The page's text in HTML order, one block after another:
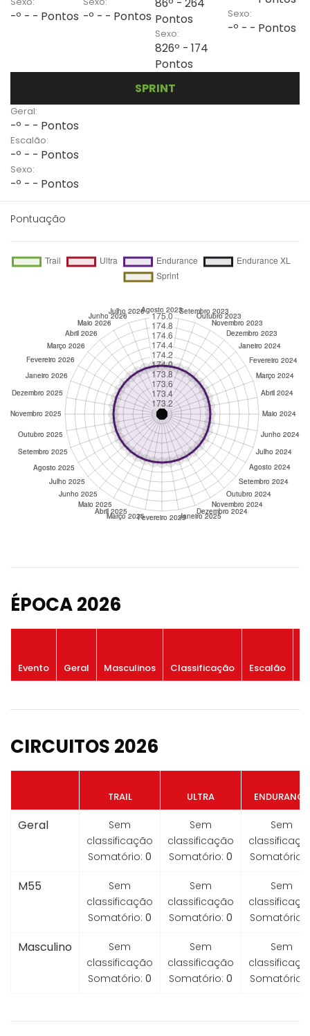
-º - - Pontos -º - - Pontos
86º - 264
Pontos
Sexo:
826º - 174
Pontos
Sexo:
-º - - Pontos
SPRINT
Geral:
-º - - Pontos
Escalão:
-º - - Pontos
Sexo:
-º - - Pontos
Pontuação
ÉPOCA 2026
Evento Geral Masculinos Classificação Escalão
CIRCUITOS 2026
TRAIL ULTRA ENDURANCE
Geral
Sem
classificação
Somatório: 0
Sem
classificação
Somatório: 0
Sem
Somatório:
M55
Sem
classificação
Somatório: 0
Sem
classificação
Somatório: 0
Sem
Somatório:
Masculino
Sem
classificação
Somatório: 0
Sem
classificação
Somatório: 0
Sem
Somatório: